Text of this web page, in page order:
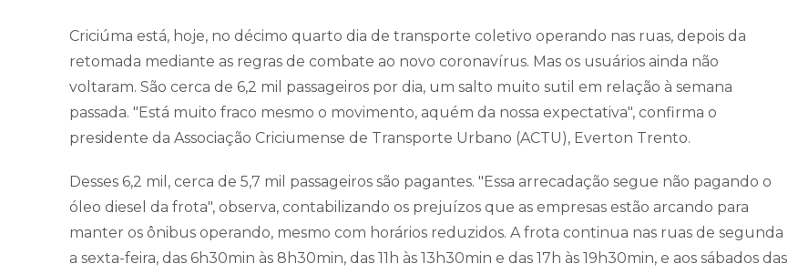
Criciúma está, hoje, no décimo quarto dia de transporte coletivo operando nas ruas, depois da
retomada mediante as regras de combate ao novo coronavírus. Mas os usuários ainda não
voltaram. São cerca de 6,2 mil passageiros por dia, um salto muito sutil em relação à semana
passada. "Está muito fraco mesmo o movimento, aquém da nossa expectativa", confirma o
presidente da Associação Criciumense de Transporte Urbano (ACTU), Everton Trento.
Desses 6,2 mil, cerca de 5,7 mil passageiros são pagantes. "Essa arrecadação segue não pagando o
óleo diesel da frota", observa, contabilizando os prejuízos que as empresas estão arcando para
manter os ônibus operando, mesmo com horários reduzidos. A frota continua nas ruas de segunda
a sexta-feira, das 6h30min às 8h30min, das 11h às 13h30min e das 17h às 19h30min, e aos sábados das